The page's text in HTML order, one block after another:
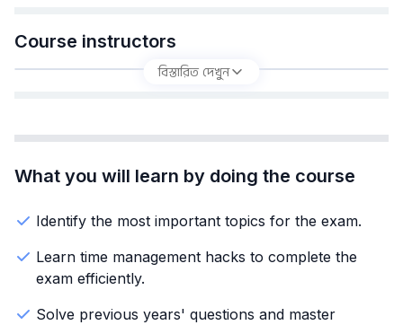
Course instructors
বিস্তারিত দেখুন
What you will learn by doing the course
Identify the most important topics for the exam.
Learn time management hacks to complete the
exam efficiently.
Solve previous years' questions and master